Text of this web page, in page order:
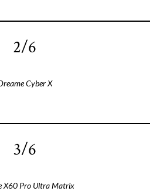
2/6
Cyber X
3/6
X60 Pro Ultra Matrix